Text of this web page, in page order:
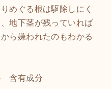
めぐる根は駆除しにく
地下茎が残っていれば
ら嫌われたのもわかる
含有成分